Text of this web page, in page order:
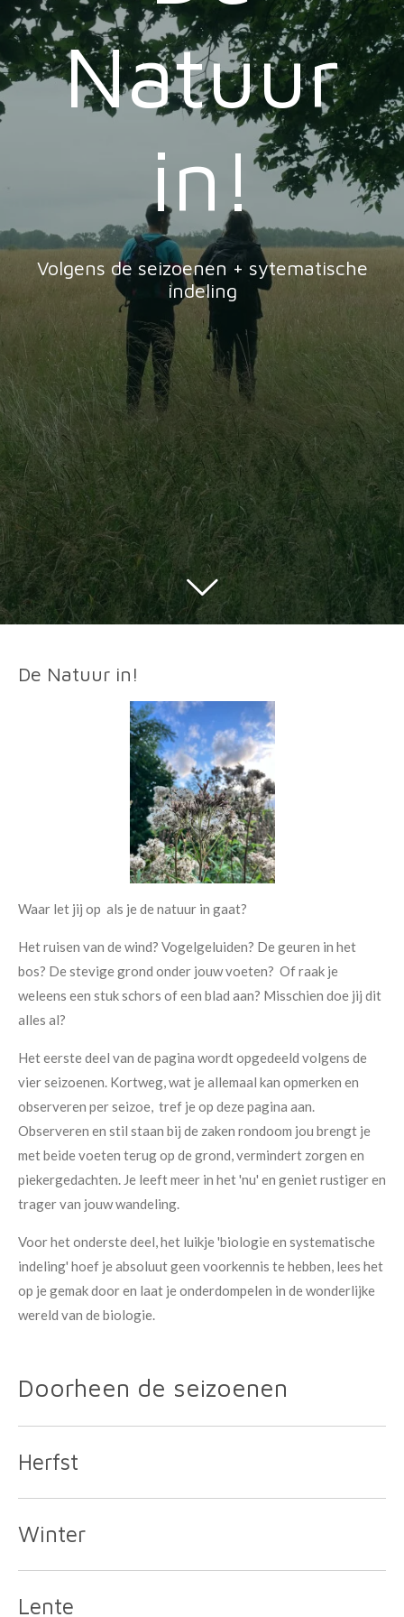
Natuur
in!
Volgens de seizoenen + sytematische
indeling
De Natuur in!
Waar let jij op als je de natuur in gaat?
Het ruisen van de wind? Vogelgeluiden? De geuren in het
bos? De stevige grond onder jouw voeten? Of raak je
weleens een stuk schors of een blad aan? Misschien doe jij dit
alles al?
Het eerste deel van de pagina wordt opgedeeld volgens de
vier seizoenen. Kortweg, wat je allemaal kan opmerken en
observeren per seizoe, tref je op deze pagina aan.
Observeren en stil staan bij de zaken rondoom jou brengt je
met beide voeten terug op de grond, vermindert zorgen en
piekergedachten. Je leeft meer in het 'nu' en geniet rustiger en
trager van jouw wandeling.
Voor het onderste deel, het luikje 'biologie en systematische
indeling' hoef je absoluut geen voorkennis te hebben, lees het
op je gemak door en laat je onderdompelen in de wonderlijke
wereld van de biologie.
Doorheen de seizoenen
Herfst
Winter
Lente